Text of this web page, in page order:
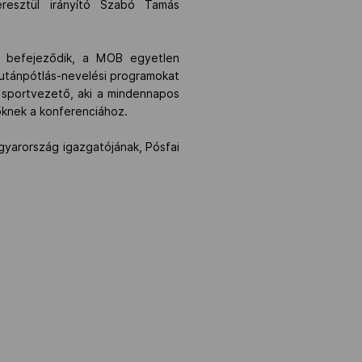
irányító Szabó Tamás
a MOB egyetlen
nevelési programokat
aki a mindennapos
a konferenciához.
igazgatójának, Pósfai